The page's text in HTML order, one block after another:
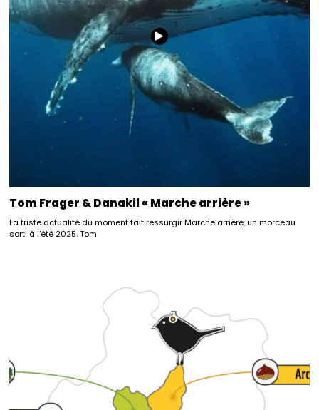
Tom Frager & Danakil « Marche arrière »
La triste actualité du moment fait ressurgir Marche arrière, un morceau
sorti à l’été 2025. Tom